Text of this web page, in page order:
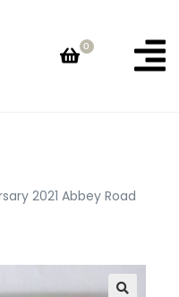
0
2021 Abbey Road